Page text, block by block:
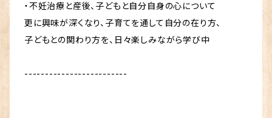
・不妊治療と産後、子どもと自分自身の心について
更に興味が深くなり、子育てを通して自分の在り方、
子どもとの関わり方を、日々楽しみながら学び中
-------------------------